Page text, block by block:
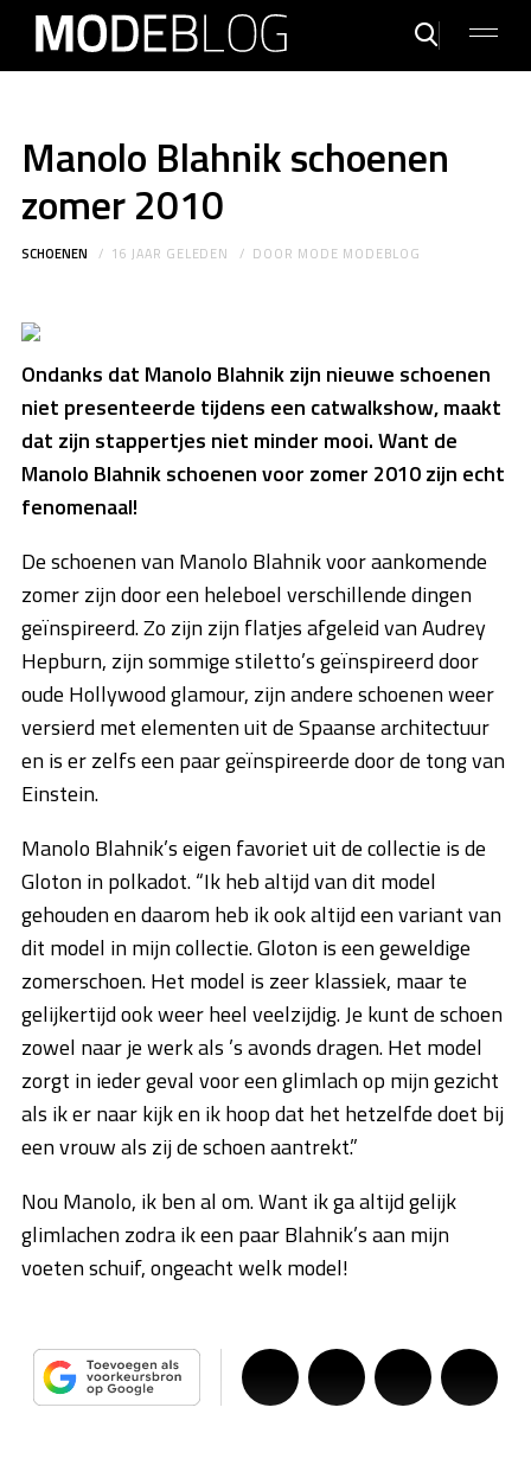
Manolo Blahnik schoenen
zomer 2010
SCHOENEN 16 JAAR GELEDEN DOOR MODE MODEBLOG
Ondanks dat Manolo Blahnik zijn nieuwe schoenen
niet presenteerde tijdens een catwalkshow, maakt
dat zijn stappertjes niet minder mooi. Want de
Manolo Blahnik schoenen voor zomer 2010 zijn echt
fenomenaal!
De schoenen van Manolo Blahnik voor aankomende
zomer zijn door een heleboel verschillende dingen
geïnspireerd. Zo zijn zijn flatjes afgeleid van Audrey
Hepburn, zijn sommige stiletto’s geïnspireerd door
oude Hollywood glamour, zijn andere schoenen weer
versierd met elementen uit de Spaanse architectuur
en is er zelfs een paar geïnspireerde door de tong van
Einstein.
Manolo Blahnik’s eigen favoriet uit de collectie is de
Gloton in polkadot. “Ik heb altijd van dit model
gehouden en daarom heb ik ook altijd een variant van
dit model in mijn collectie. Gloton is een geweldige
zomerschoen. Het model is zeer klassiek, maar te
gelijkertijd ook weer heel veelzijdig. Je kunt de schoen
zowel naar je werk als ’s avonds dragen. Het model
zorgt in ieder geval voor een glimlach op mijn gezicht
als ik er naar kijk en ik hoop dat het hetzelfde doet bij
een vrouw als zij de schoen aantrekt.”
Nou Manolo, ik ben al om. Want ik ga altijd gelijk
glimlachen zodra ik een paar Blahnik’s aan mijn
voeten schuif, ongeacht welk model!